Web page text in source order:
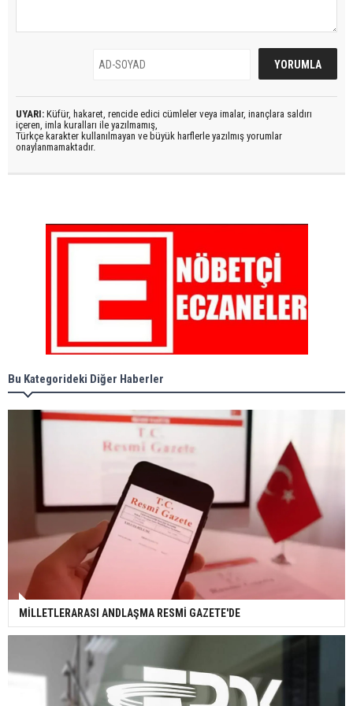
UYARI: Küfür, hakaret, rencide edici cümleler veya imalar, inançlara saldırı
içeren, imla kuralları ile yazılmamış,
Türkçe karakter kullanılmayan ve büyük harflerle yazılmış yorumlar
onaylanmamaktadır.
Bu Kategorideki Diğer Haberler
MİLLETLERARASI ANDLAŞMA RESMİ GAZETE'DE